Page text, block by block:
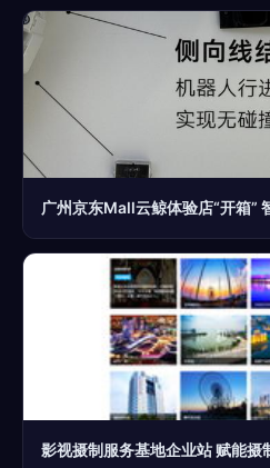
影视摄制服务基地企业站 赋能摄